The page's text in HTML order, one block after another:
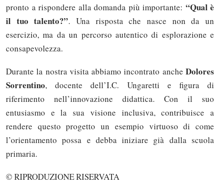
pronto a rispondere alla domanda più importante: “Qual è
il tuo talento?”. Una risposta che nasce non da un
esercizio, ma da un percorso autentico di esplorazione e
consapevolezza.
Durante la nostra visita abbiamo incontrato anche Dolores
Sorrentino, docente dell’I.C. Ungaretti e figura di
riferimento nell’innovazione didattica. Con il suo
entusiasmo e la sua visione inclusiva, contribuisce a
rendere questo progetto un esempio virtuoso di come
l’orientamento possa e debba iniziare già dalla scuola
primaria.
© RIPRODUZIONE RISERVATA
Solo gli utenti registrati possono